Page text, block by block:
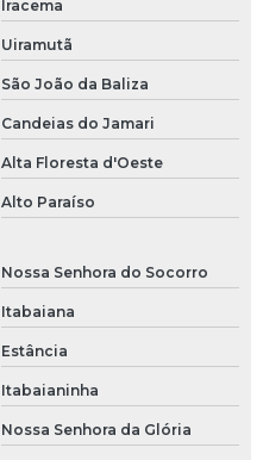
Iracema
Uiramutã
São João da Baliza
Candeias do Jamari
Alta Floresta d'Oeste
Alto Paraíso
Nossa Senhora do Socorro
Itabaiana
Estância
Itabaianinha
Nossa Senhora da Glória